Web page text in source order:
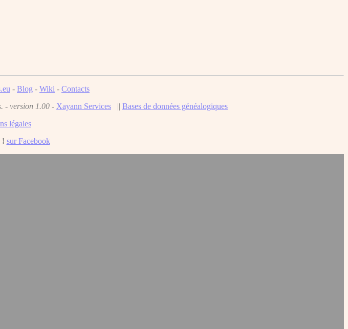
- Blog - Wiki - Contacts
- version 1.00 - Xayann Services || Bases de données généalogiques
légales
! sur Facebook